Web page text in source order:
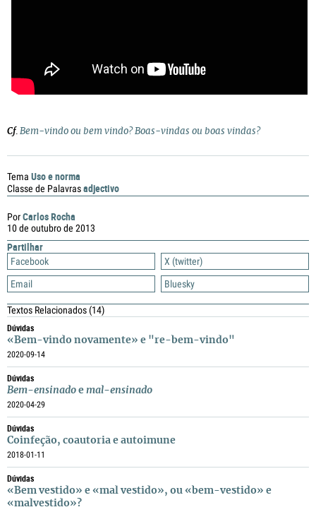
PorCarlos Rocha
10 de outubro de 2013
Partilhar
Facebook
X (twitter)
Email
Bluesky
Textos Relacionados(14)
Dúvidas
«Bem-vindo novamente» e "re-bem-vindo"
2020-09-14
Dúvidas
Bem-ensinado e mal-ensinado
2020-04-29
Dúvidas
Coinfeção, coautoria e autoimune
2018-01-11
Dúvidas
«Bem vestido» e «mal vestido», ou «bem-vestido» e
«malvestido»?
Cf. Bem-vindo ou bem vindo? Boas-vindas ou boas vindas?
Tema Uso e norma
Classe de Palavrasadjectivo